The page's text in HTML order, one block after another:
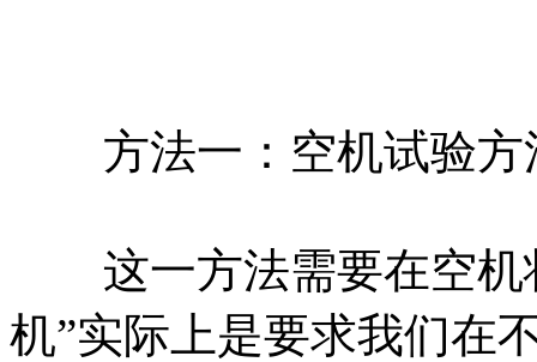
方法一：空机试验方
这一方法需要在空机
机”实际上是要求我们在